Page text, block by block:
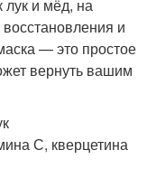
лук и мёд, на
и
— это простое
вернуть вашим
С, кверцетина